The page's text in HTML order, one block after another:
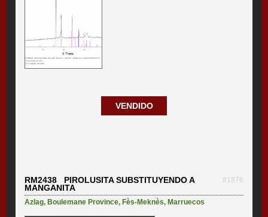
VENDIDO
RM2438 PIROLUSITA SUBSTITUYENDO A
MANGANITA
#1876
Azlag,Boulemane Province,Fès-Meknès,Marruecos